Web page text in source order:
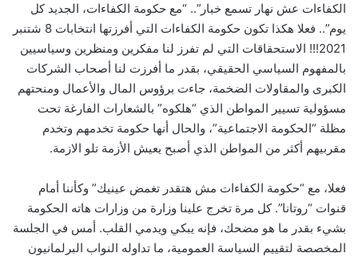
الكفاءات عش نهار تسمع خبار”.. “مع حكومة الكفاءات، الجديد كل
يوم”.. فعلا هكذا تكون حكومة الكفاءات التي أفرزتها انتخابات 8 شتنبر
2021!!! الاستحقاقات التي لم تفرز لنا مفكرين ومنظرين وسياسيين
بالمفهوم السياسي الحقيقي، بقدر ما أفرزت لنا أصحاب الشركات
الكبرى والمقاولات الضخمة، جاءت برؤوس المال والأعمال ومنحتهم
مسؤولية تسيير المواطن الذي “هلكوه” بالشعارات الفارغة تحت
مظلة “الحكومة الاجتماعية”، والحال أنها حكومة تخدمهم وتخدم
مقربيهم أكثر من المواطن الذي أصبح يعيش الأزمة تلو الازمة.
فعلا، مع “حكومة الكفاءات مش هتقدر تغمض عينيك” وكأننا أمام
قنوات “روتانا”. كل مرة تخرج علينا وزارة من وزارات هاته الحكومة
بشيء بقدر ما هو مضحك، فإنه يبكي ويدمي القلب. أمس في الجلسة
المخصصة لتقييم السياسة العمومية، ما تداوله النواب البرلمانيون